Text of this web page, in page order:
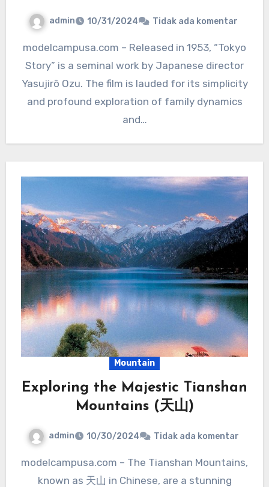
admin 10/31/2024 Tidak ada komentar
modelcampusa.com – Released in 1953, “Tokyo
Story” is a seminal work by Japanese director
Yasujirō Ozu. The film is lauded for its simplicity
and profound exploration of family dynamics
and…
Mountain
Exploring the Majestic Tianshan
Mountains (天山)
admin 10/30/2024 Tidak ada komentar
modelcampusa.com – The Tianshan Mountains,
known as 天山 in Chinese, are a stunning